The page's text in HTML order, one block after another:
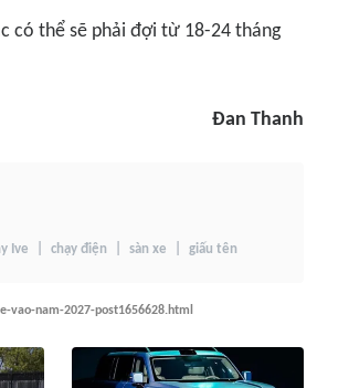
có thể sẽ phải đợi từ 18-24 tháng
Đan Thanh
Ive chạy điện sàn xe giấu tên
nam-2027-post1656628.html